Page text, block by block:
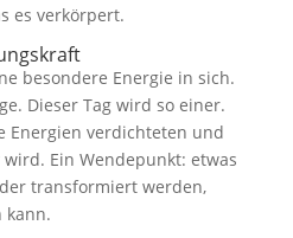
es verkörpert.
besondere Energie in sich.
Dieser Tag wird so einer.
Energien verdichteten und
Ein Wendepunkt: etwas
transformiert werden,
kann.